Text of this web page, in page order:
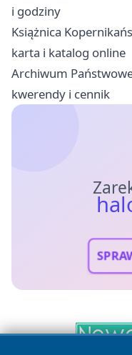
i godziny
Książnica
karta i katalog online
Archiwum
kwerendy i cennik